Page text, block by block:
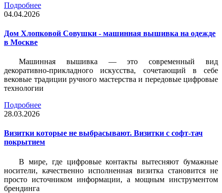
Подробнее
04.04.2026
Дом Хлопковой Совушки - машинная вышивка на одежде
в Москве
Машинная вышивка — это современный вид
декоративно-прикладного искусства, сочетающий в себе
вековые традиции ручного мастерства и передовые цифровые
технологии
Подробнее
28.03.2026
Визитки которые не выбрасывают. Визитки с софт-тач
покрытием
В мире, где цифровые контакты вытесняют бумажные
носители, качественно исполненная визитка становится не
просто источником информации, а мощным инструментом
брендинга